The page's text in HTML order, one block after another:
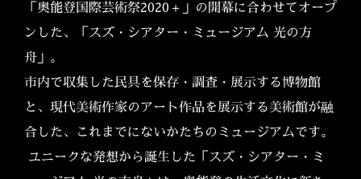
「奥能登国際芸術祭2020＋」の開幕に合わせてオープ
ンした、「スズ・シアター・ミュージアム 光の方
舟」。
市内で収集した民具を保存・調査・展示する博物館
と、現代美術作家のアート作品を展示する美術館が融
合した、これまでにないかたちのミュージアムです。
ユニークな発想から誕生した「スズ・シアター・ミ